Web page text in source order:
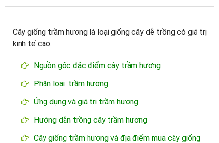
Cây giống trầm hương là loại giống cây dễ trồng có giá trị
kinh tế cao.
Nguồn gốc đặc điểm cây trầm hương
Phân loại trầm hương
Ứng dụng và giá trị trầm hương
Hướng dẫn trồng cây trầm hương
Cây giống trầm hương và địa điểm mua cây giống